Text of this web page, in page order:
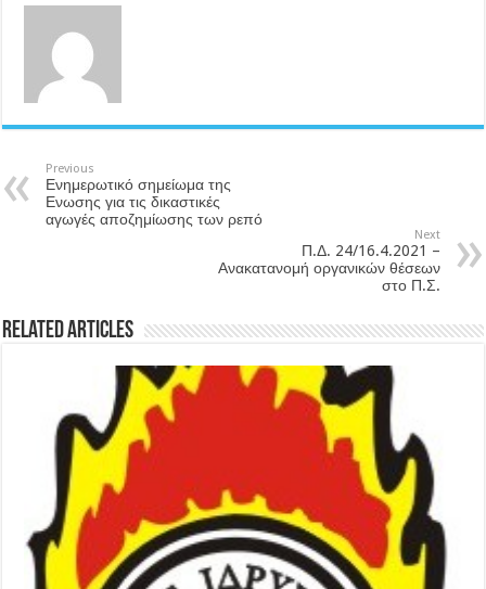
Previous
Ενημερωτικό σημείωμα της
Ενωσης για τις δικαστικές
αγωγές αποζημίωσης των ρεπό
Next
Π.Δ. 24/16.4.2021 –
Ανακατανομή οργανικών θέσεων
στο Π.Σ.
Related Articles